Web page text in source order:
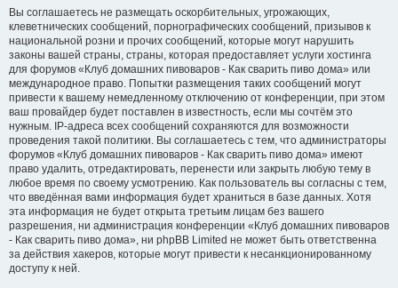
Вы соглашаетесь не размещать оскорбительных, угрожающих,
клеветнических сообщений, порнографических сообщений, призывов к
национальной розни и прочих сообщений, которые могут нарушить
законы вашей страны, страны, которая предоставляет услуги хостинга
для форумов «Клуб домашних пивоваров - Как cварить пиво дома» или
международное право. Попытки размещения таких сообщений могут
привести к вашему немедленному отключению от конференции, при этом
ваш провайдер будет поставлен в известность, если мы сочтём это
нужным. IP-адреса всех сообщений сохраняются для возможности
проведения такой политики. Вы соглашаетесь с тем, что администраторы
форумов «Клуб домашних пивоваров - Как cварить пиво дома» имеют
право удалить, отредактировать, перенести или закрыть любую тему в
любое время по своему усмотрению. Как пользователь вы согласны с тем,
что введённая вами информация будет храниться в базе данных. Хотя
эта информация не будет открыта третьим лицам без вашего
разрешения, ни администрация конференции «Клуб домашних пивоваров
- Как cварить пиво дома», ни phpBB Limited не может быть ответственна
за действия хакеров, которые могут привести к несанкционированному
доступу к ней.